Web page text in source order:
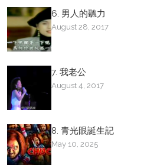
6. 男人的聽力
August 28, 2017
7. 我老公
August 4, 2017
8. 青光眼誕生記
May 10, 2025